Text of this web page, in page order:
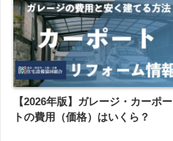
【2026年版】ガレージ・カーポー
トの費用（価格）はいくら？